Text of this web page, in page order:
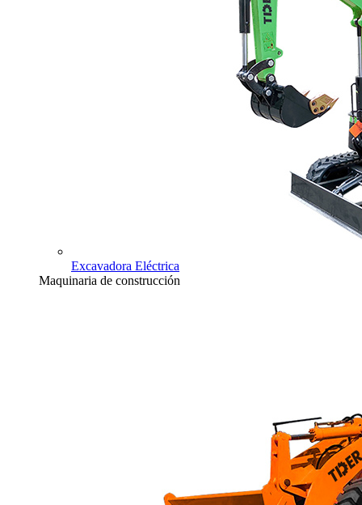
Excavadora Eléctrica
Maquinaria de construcción